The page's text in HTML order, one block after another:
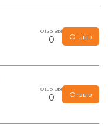
ОТЗЫВЫ
0 Отзыв
ОТЗЫВЫ
0 Отзыв